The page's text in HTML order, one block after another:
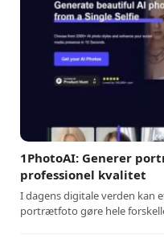
1PhotoAI: Generer
professionel kvalitet
I dagens digitale verden kan
portrætfoto gøre hele